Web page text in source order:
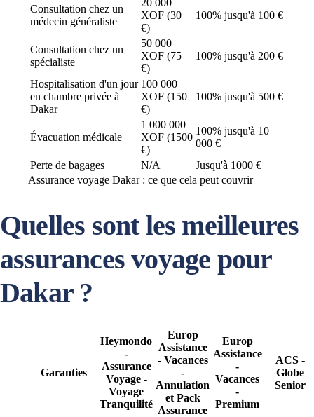
Consultation chez un
médecin généraliste
20 000
XOF (30
€)
100% jusqu'à 100 €
Consultation chez un
spécialiste
50 000
XOF (75
€)
100% jusqu'à 200 €
Hospitalisation d'un jour
en chambre privée à
Dakar
100 000
XOF (150
€)
100% jusqu'à 500 €
Évacuation médicale
1 000 000
XOF (1500
€)
100% jusqu'à 10
000 €
Perte de bagages
N/A
Jusqu'à 1000 €
Assurance voyage Dakar : ce que cela peut couvrir
Quelles sont les meilleures
assurances voyage pour
Dakar ?
Garanties
Heymondo
-
Assurance
Voyage -
Voyage
Tranquilité
Europ
Assistance
- Vacances
-
Annulation
et Pack
Assurance
Europ
Assistance
-
Vacances
-
Premium
ACS -
Globe
Senior